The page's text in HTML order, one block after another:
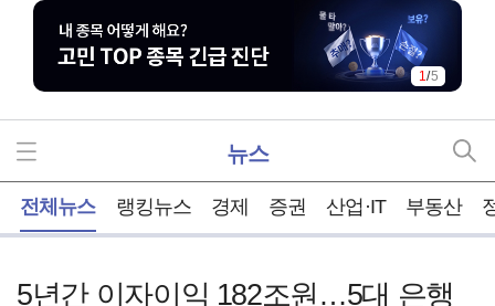
2/5
뉴스
전체뉴스 랭킹뉴스 경제 증권 산업·IT 부동산
5년간 이자이익 182조원…5대 은행